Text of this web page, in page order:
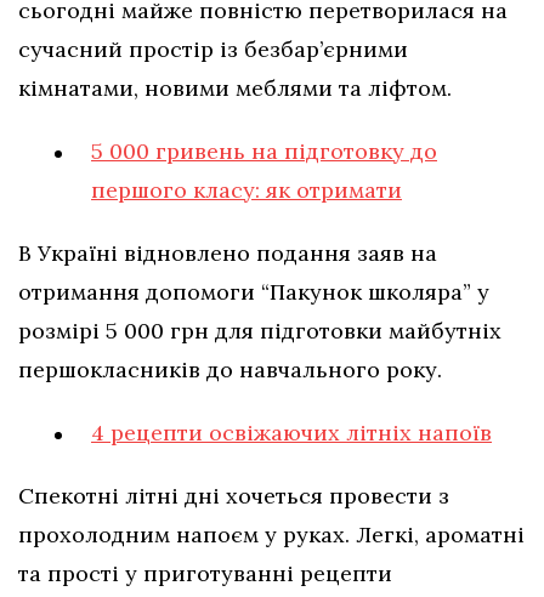
сьогодні майже повністю перетворилася на
сучасний простір із безбар’єрними
кімнатами, новими меблями та ліфтом.
5 000 гривень на підготовку до
першого класу: як отримати
В Україні відновлено подання заяв на
отримання допомоги “Пакунок школяра” у
розмірі 5 000 грн для підготовки майбутніх
першокласників до навчального року.
4 рецепти освіжаючих літніх напоїв
Спекотні літні дні хочеться провести з
прохолодним напоєм у руках. Легкі, ароматні
та прості у приготуванні рецепти